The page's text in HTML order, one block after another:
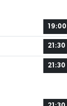
19:00
21:30
21:30